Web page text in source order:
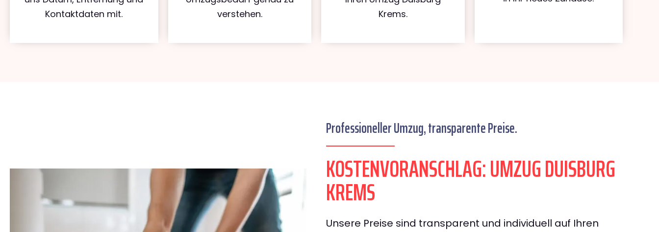
Kontaktdaten mit.
verstehen.
Krems.
Professioneller Umzug, transparente Preise.
KOSTENVORANSCHLAG: UMZUG DUISBURG
KREMS
Unsere Preise sind transparent und individuell auf Ihren